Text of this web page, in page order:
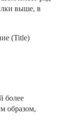
выше, в
(Title)
более
образом,